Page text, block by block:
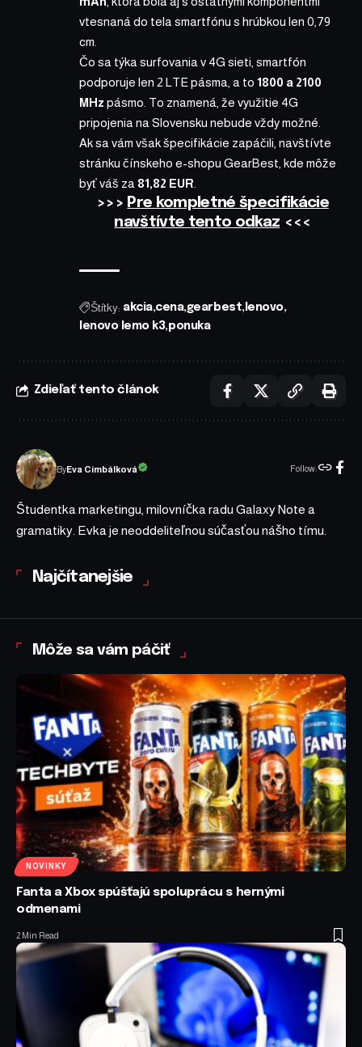
vtesnaná do tela smartfónu s hrúbkou len 0,79
cm.
Čo sa týka surfovania v 4G sieti, smartfón
podporuje len 2 LTE pásma, a to 1800 a 2100
MHz pásmo. To znamená, že využitie 4G
pripojenia na Slovensku nebude vždy možné.
Ak sa vám však špecifikácie zapáčili, navštívte
stránku čínskeho e-shopu GearBest , kde môže
byť váš za 81,82 EUR
>>> Pre kompletné špecifikácie
navštívte tento odkaz <<<
Štítky: akcia cena gearbest lenovo
lenovo lemo k3 ponuka
Zdieľať tento článok
ByEva Cimbálková Follow:
Študentka marketingu, milovníčka radu Galaxy Note a
gramatiky. Evka je neoddeliteľnou súčasťou nášho tímu.
Najčítanejšie
Môže sa vám páčiť
NOVINKY
Fanta a Xbox spúšťajú spoluprácu s hernými
odmenami
2 Min Read